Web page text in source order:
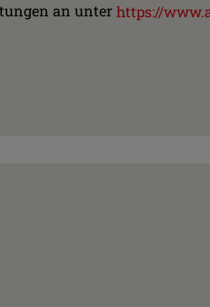
an unter https://